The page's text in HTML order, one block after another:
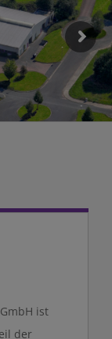
ist
der